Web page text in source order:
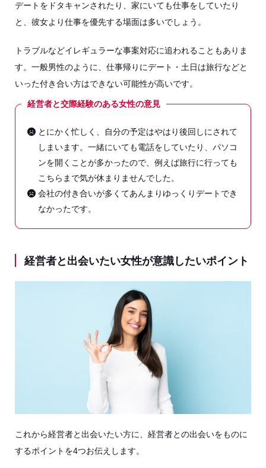
デートをドタキャンされたり、家にいても仕事をしていたり
と、彼女より仕事を優先する場面は多いでしょう。
トラブルなどイレギュラーな事案対応に追われることもありま
す。一般男性のように、仕事帰りにデート・土日は旅行などと
いった付き合い方はできない可能性が高いです。
経営者と交際経験のある女性の意見
とにかく忙しく、自分の予定はやはり後回しにされて
しまいます。一緒にいても電話をしていたり、パソコ
ンを開くことが多かったので、例えば旅行に行っても
こちらまで気が休まりませんでした。
会社の付き合いが多くてあんまりゆっくりデートでき
なかったです。
経営者と出会いたい女性が意識したいポイント
これから経営者と出会いたい方に、経営者との出会いをものに
するポイントを4つお伝えします。